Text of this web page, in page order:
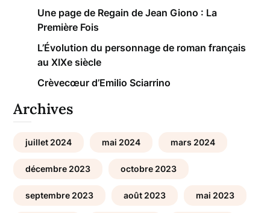
Une page de Regain de Jean Giono : La
Première Fois
L’Évolution du personnage de roman français
au XIXe siècle
Crèvecœur d’Emilio Sciarrino
Archives
juillet 2024 mai 2024 mars 2024
décembre 2023 octobre 2023
septembre 2023 août 2023 mai 2023